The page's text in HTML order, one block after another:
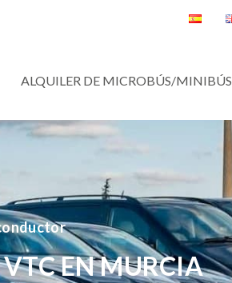
ALQUILER DE MICROBÚS/MINIBÚS
EN MURCIA